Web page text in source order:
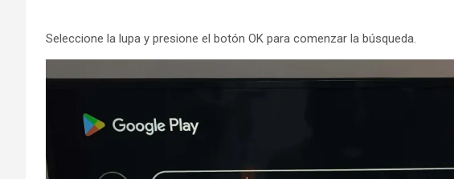
Seleccione la lupa y presione el botón OK para comenzar la búsqueda.